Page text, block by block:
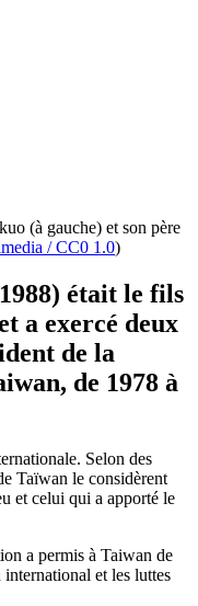
(à gauche) et son père
/ CC0 1.0)
était le fils
a exercé deux
de la
de 1978 à
Selon des
Taïwan le considèrent
et celui qui a apporté le
a permis à Taiwan de
et les luttes